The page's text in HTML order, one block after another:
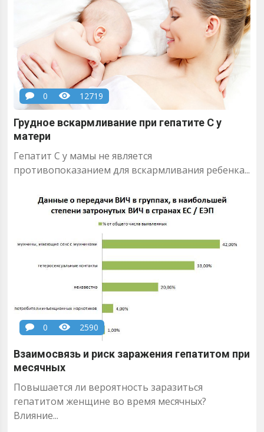
0 12719
Грудное вскармливание при гепатите С у
матери
Гепатит С у мамы не является
противопоказанием для вскармливания ребенка...
0 2590
Взаимосвязь и риск заражения гепатитом при
месячных
Повышается ли вероятность заразиться
гепатитом женщине во время месячных?
Влияние...